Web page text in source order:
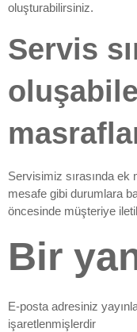
oluşturabilirsiniz.
Servis
Servisimiz sırasında
mesafe gibi durumlara
öncesinde müşteriye
Bir
E-posta adresiniz
işaretlenmişlerdir